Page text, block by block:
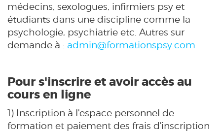
médecins, sexologues, infirmiers psy et
étudiants dans une discipline comme la
psychologie, psychiatrie etc. Autres sur
demande à : admin@formationspsy.com
Pour s'inscrire et avoir accès au
cours en ligne
1) Inscription à l'espace personnel de
formation et paiement des frais d'inscription